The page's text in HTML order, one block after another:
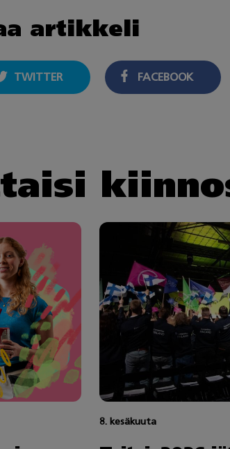
artikkeli
TWITTER FACEBOOK
8. kesäkuuta